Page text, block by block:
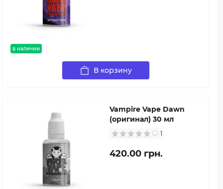
в наличии
В корзину
Vampire Vape Dawn
(оригинал) 30 мл
1
420.00 грн.